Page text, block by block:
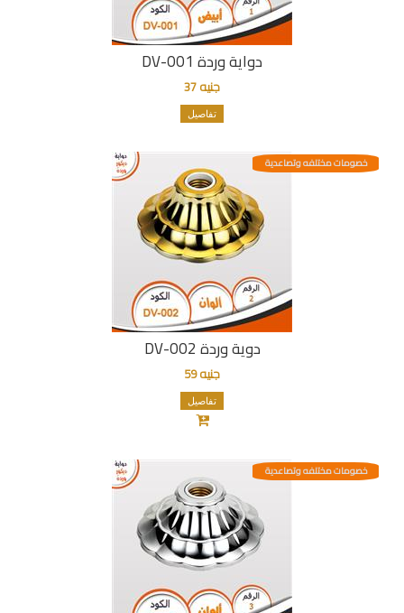
دواية وردة DV-001
جنيه 37
تفاصيل
دوية وردة DV-002
خصومات مختلفه وتصاعدية
جنيه 59
تفاصيل
خصومات مختلفه وتصاعدية